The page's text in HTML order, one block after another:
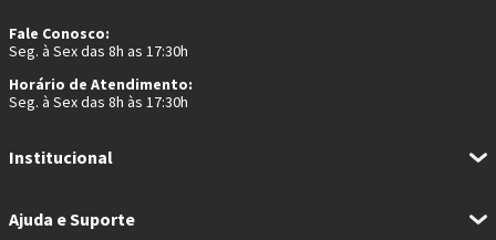
Fale Conosco:
Seg. à Sex das 8h as 17:30h
Horário de Atendimento:
Seg. à Sex das 8h às 17:30h
Institucional
Ajuda e Suporte